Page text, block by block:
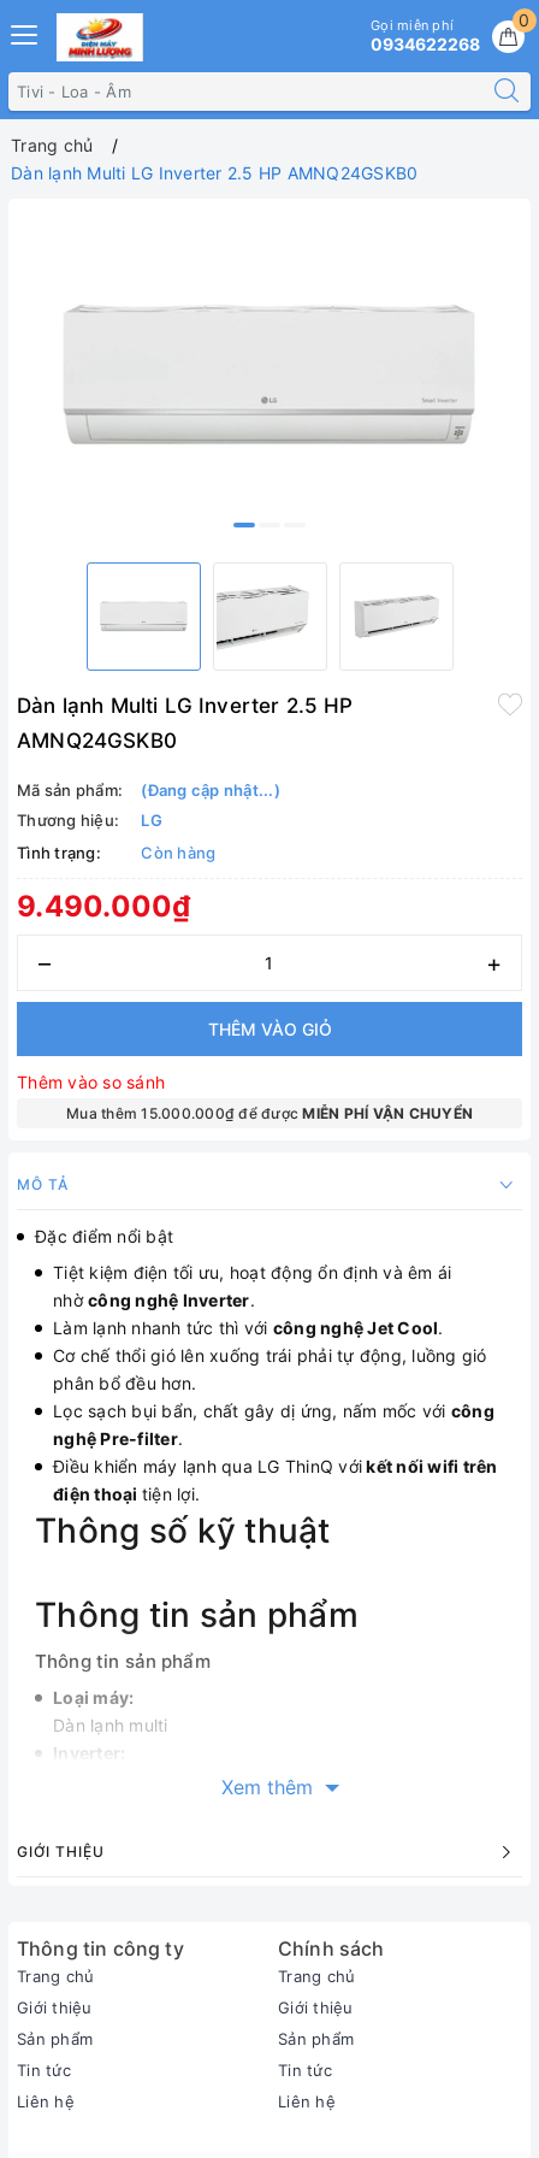
0
Gọi miễn phí
0934622268
Trang chủ
Dàn lạnh Multi LG Inverter 2.5 HP AMNQ24GSKB0
Dàn lạnh Multi LG Inverter 2.5 HP
AMNQ24GSKB0
Mã sản phẩm:
(Đang cập nhật...)
Thương hiệu:
LG
Tình trạng:
Còn hàng
9.490.000₫
– +
THÊM VÀO GIỎ
Thêm vào so sánh
Mua thêm 15.000.000₫ để đượcMIỄN PHÍ VẬN CHUYỂN
MÔ TẢ
Đặc điểm nổi bật
Tiệt kiệm điện tối ưu, hoạt động ổn định và êm ái
nhờ công nghệ Inverter.
Làm lạnh nhanh tức thì với công nghệ Jet Cool.
Cơ chế thổi gió lên xuống trái phải tự động, luồng gió
phân bổ đều hơn.
Lọc sạch bụi bẩn, chất gây dị ứng, nấm mốc với công
nghệ Pre-filter.
Điều khiển máy lạnh qua LG ThinQ vớikết nối wifi trên
điện thoại tiện lợi.
Thông số kỹ thuật
Thông tin sản phẩm
Thông tin sản phẩm
Loại máy:
Dàn lạnh multi
Inverter:
Phạm vi làm lạnh hiệu quả:
41 dB
Dòng sản phẩm:
2024
Sản xuất tại:
2 năm
Xem thêm
GIỚI THIỆU
Thông tin công ty
Trang chủ
Giới thiệu
Sản phẩm
Tin tức
Liên hệ
Chính sách
Trang chủ
Giới thiệu
Sản phẩm
Tin tức
Liên hệ